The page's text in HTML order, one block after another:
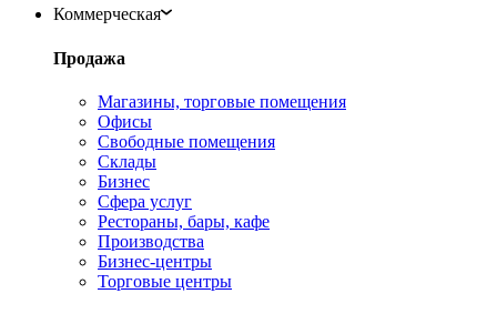
Коммерческая
Продажа
Магазины, торговые помещения
Офисы
Свободные помещения
Склады
Бизнес
Сфера услуг
Рестораны, бары, кафе
Производства
Бизнес-центры
Торговые центры